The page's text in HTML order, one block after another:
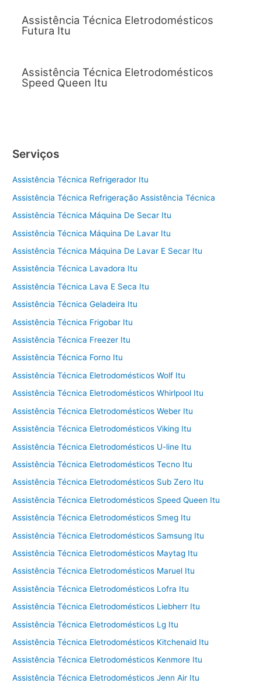
Assistência Técnica Eletrodomésticos
Futura Itu
Assistência Técnica Eletrodomésticos
Speed Queen Itu
Serviços
Assistência Técnica Refrigerador Itu
Assistência Técnica Refrigeração Assistência Técnica
Assistência Técnica Máquina De Secar Itu
Assistência Técnica Máquina De Lavar Itu
Assistência Técnica Máquina De Lavar E Secar Itu
Assistência Técnica Lavadora Itu
Assistência Técnica Lava E Seca Itu
Assistência Técnica Geladeira Itu
Assistência Técnica Frigobar Itu
Assistência Técnica Freezer Itu
Assistência Técnica Forno Itu
Assistência Técnica Eletrodomésticos Wolf Itu
Assistência Técnica Eletrodomésticos Whirlpool Itu
Assistência Técnica Eletrodomésticos Weber Itu
Assistência Técnica Eletrodomésticos Viking Itu
Assistência Técnica Eletrodomésticos U-line Itu
Assistência Técnica Eletrodomésticos Tecno Itu
Assistência Técnica Eletrodomésticos Sub Zero Itu
Assistência Técnica Eletrodomésticos Speed Queen Itu
Assistência Técnica Eletrodomésticos Smeg Itu
Assistência Técnica Eletrodomésticos Samsung Itu
Assistência Técnica Eletrodomésticos Maytag Itu
Assistência Técnica Eletrodomésticos Maruel Itu
Assistência Técnica Eletrodomésticos Lofra Itu
Assistência Técnica Eletrodomésticos Liebherr Itu
Assistência Técnica Eletrodomésticos Lg Itu
Assistência Técnica Eletrodomésticos Kitchenaid Itu
Assistência Técnica Eletrodomésticos Kenmore Itu
Assistência Técnica Eletrodomésticos Jenn Air Itu